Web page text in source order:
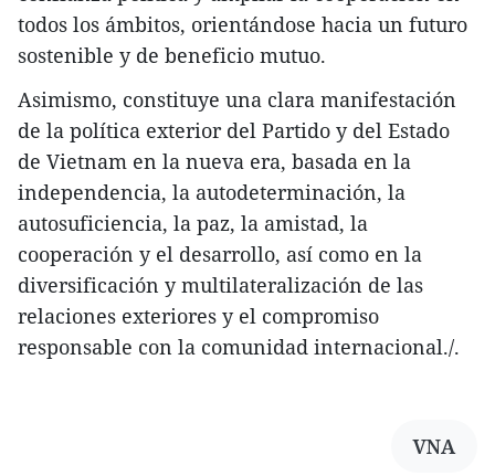
todos los ámbitos, orientándose hacia un futuro
sostenible y de beneficio mutuo.
Asimismo, constituye una clara manifestación
de la política exterior del Partido y del Estado
de Vietnam en la nueva era, basada en la
independencia, la autodeterminación, la
autosuficiencia, la paz, la amistad, la
cooperación y el desarrollo, así como en la
diversificación y multilateralización de las
relaciones exteriores y el compromiso
responsable con la comunidad internacional./.
VNA